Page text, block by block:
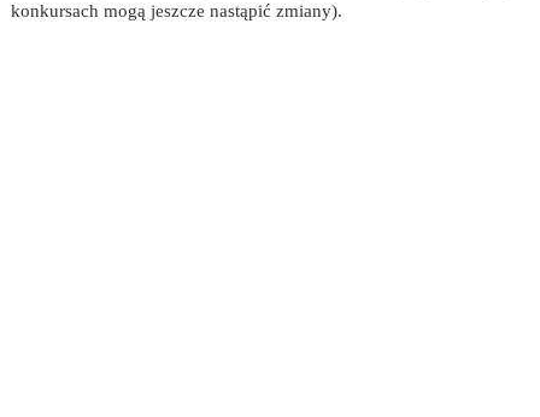
konkursach mogą jeszcze nastąpić zmiany).